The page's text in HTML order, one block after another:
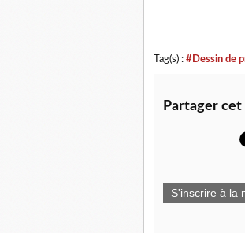
Tag(s) : #Dessin de
Partager
S'inscrire à la